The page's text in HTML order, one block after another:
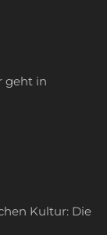
geht in
Kultur: Die